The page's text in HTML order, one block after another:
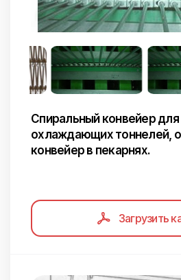
Спиральный конвейер
охлаждающих тоннелей,
конвейер в пекарнях.
Загрузить